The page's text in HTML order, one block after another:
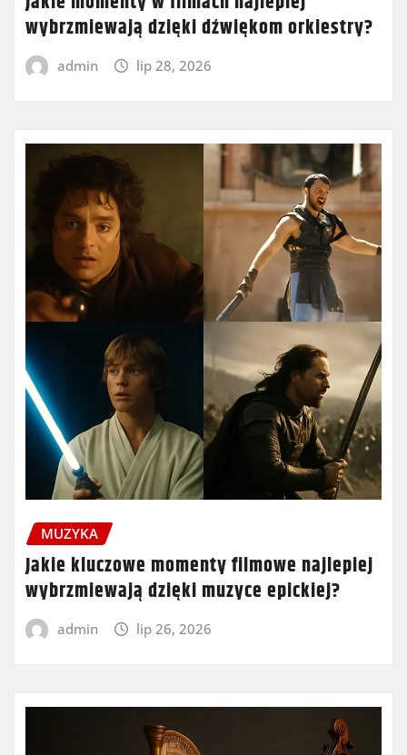
wybrzmiewają dzięki dźwiękom orkiestry?
admin lip 28, 2026
MUZYKA
Jakie kluczowe momenty filmowe najlepiej
wybrzmiewają dzięki muzyce epickiej?
admin lip 26, 2026